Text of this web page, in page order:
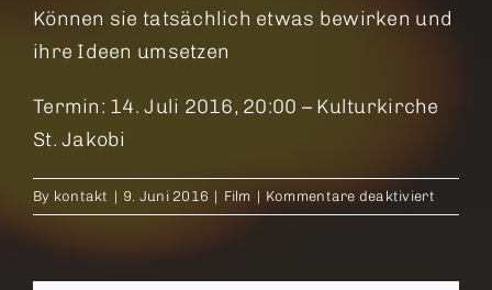
Können sie tatsächlich etwas bewirken und
ihre Ideen umsetzen
Termin: 14. Juli 2016, 20:00 – Kulturkirche
St. Jakobi
By kontakt | 9. Juni 2016 | Film | Kommentare deaktiviertfür
Die